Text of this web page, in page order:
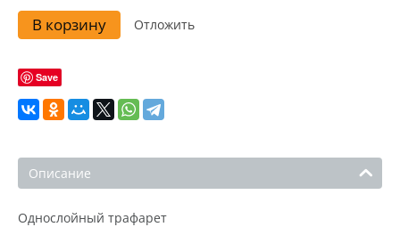
В корзину Отложить
Save
Описание
Однослойный трафарет